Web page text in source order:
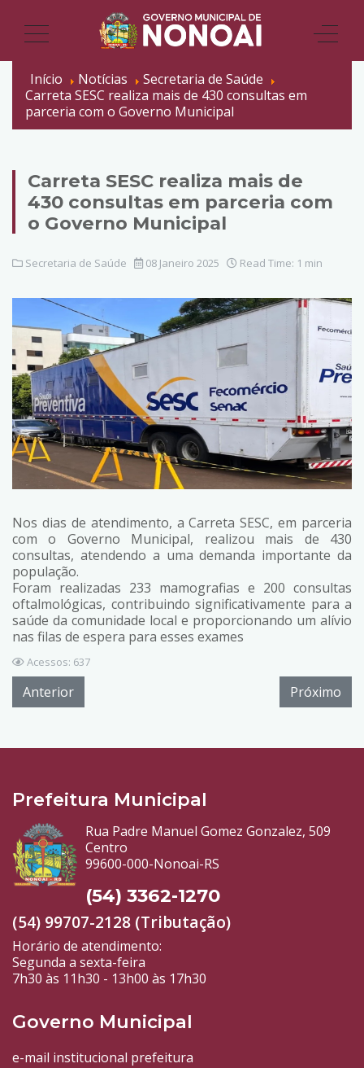
Início Notícias
Secretaria de Saúde
Carreta SESC realiza mais de 430 consultas em
parceria com o Governo Municipal
Carreta SESC realiza mais de
430 consultas em parceria com
o Governo Municipal
Secretaria de Saúde 08 Janeiro 2025 Read Time: 1 min
Nos dias de atendimento, a Carreta SESC, em parceria
com o Governo Municipal, realizou mais de 430
consultas, atendendo a uma demanda importante da
população.
Foram realizadas 233 mamografias e 200 consultas
oftalmológicas, contribuindo significativamente para a
saúde da comunidade local e proporcionando um alívio
nas filas de espera para esses exames
Acessos: 637
Anterior Próximo
Prefeitura Municipal
Rua Padre Manuel Gomez Gonzalez, 509
Centro
99600-000-Nonoai-RS
(54) 3362-1270
(54) 99707-2128 (Tributação)
Horário de atendimento:
Segunda a sexta-feira
7h30 às 11h30 - 13h00 às 17h30
Governo Municipal
e-mail institucional prefeitura